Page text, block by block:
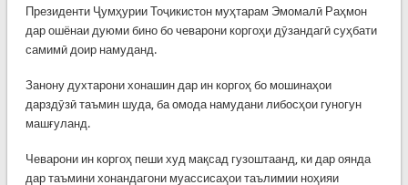
Президенти Ҷумҳурии Тоҷикистон муҳтарам Эмомалӣ Раҳмон
дар ошёнаи дуюми бино бо чеварони коргоҳи дӯзандагӣ суҳбати
самимӣ доир намуданд.
Занону духтарони хонашин дар ин коргоҳ бо мошинаҳои
дарздӯзӣ таъмин шуда, ба омода намудани либосҳои гуногун
машғуланд.
Чеварони ин коргоҳ пеши худ мақсад гузоштаанд, ки дар оянда
дар таъмини хонандагони муассисаҳои таълимии ноҳияи